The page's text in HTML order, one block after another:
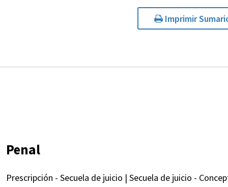
Imprimir
Penal
Prescripción - Secuela de juicio | Secuela de juicio -